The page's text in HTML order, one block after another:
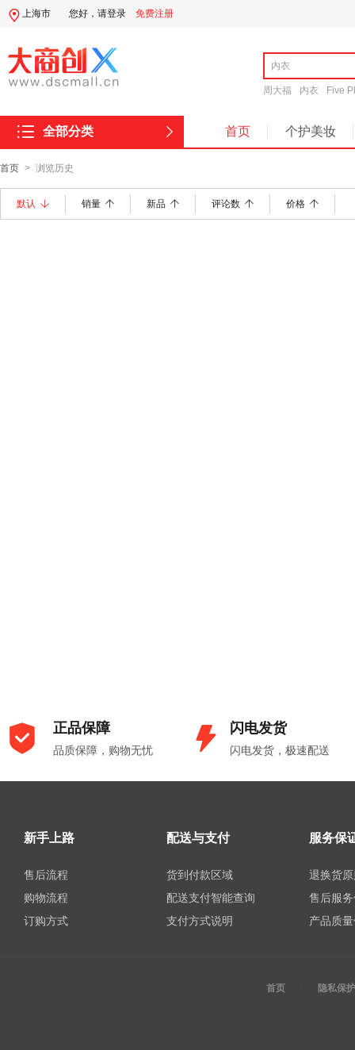
上海市 您好， 请登录 免费注册
周大福 内衣 Five
全部分类 首页 个护美妆
首页 > 浏览历史
默认 销量 新品 评论数 价格
正品保障
品质保障，购物无忧
闪电发货
闪电发货，极速配送
新手上路
售后流程
购物流程
订购方式
配送与支付
货到付款区域
配送支付智能查询
支付方式说明
服务保
退换货
售后服
产品质
首页 隐私保护